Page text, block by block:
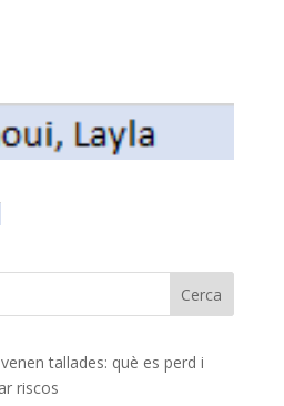
tallades: què es perd i
riscos